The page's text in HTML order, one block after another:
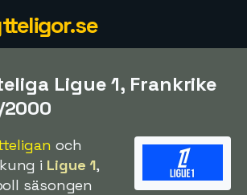
Ligue 1, Frankrike
och
i Ligue 1,
säsongen